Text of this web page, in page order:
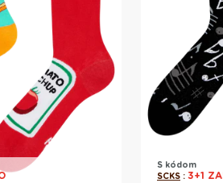
S kódom
SCKS : 3+1